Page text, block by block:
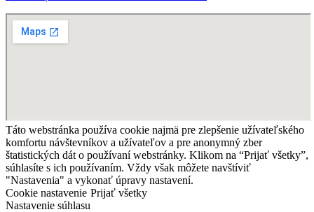
Táto webstránka používa cookie najmä pre zlepšenie užívateľského
komfortu návštevníkov a užívateľov a pre anonymný zber
štatistických dát o používaní webstránky. Klikom na “Prijať všetky”,
súhlasíte s ich používaním. Vždy však môžete navštíviť
"Nastavenia" a vykonať úpravy nastavení.
Cookie nastavenie Prijať všetky
Nastavenie súhlasu